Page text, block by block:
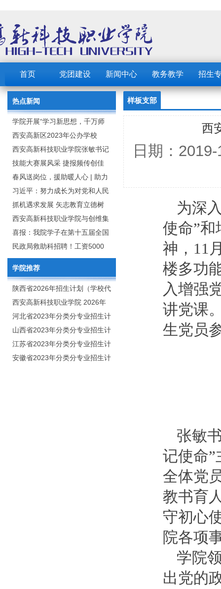
首页 党团建设 新闻中心 教务教学 招生
热点新闻
学院开展“学习新思想，千万师
生同上一堂课”活动
西安高新区2023年公办学校
（园） 公开招聘教职工公告
西安高新科技职业学院张敏书记
为全院师生党员上党课
技能大赛展风采 捷报频传创佳
绩：西安高新科技职业学院师生
在2023年陕西省职业技能大赛中
取佳绩
春风送岗位，援助暖人心 | 助力
毕业生求职就业
习近平：努力成长为对党和人民
忠诚可靠、堪当时代重任的栋梁
之才
抓机遇求发展 矢志教育立德树
人：西安高新科技职业学院召开
2020年年终总结暨表彰网络视频
会
西安高新科技职业学院与创维集
团举行校企合作签约仪式
喜报：我院学子在第十五届全国
大学生广告艺术大赛（大广
赛）、第十一届未来设计师.高校
数字艺术设计大赛（NCDA）国
赛中喜获佳绩
民政局救助科招聘！工资5000
元/月
学院推荐
陕西省2026年招生计划（学校代
码：8103）
西安高新科技职业学院 2026年
招生章程
河北省2023年分类分专业招生计
划（院校代号：1889）
山西省2023年分类分专业招生计
划（院校代号：5560）
江苏省2023年分类分专业招生计
划（院校代号：8931）
安徽省2023年分类分专业招生计
样板支部
西
日期：
为深
使命”
神，11
楼多功
入增强
讲党课
生党员
张敏
记使命
全体党
教书育
守初心
院各项
学院
出党的